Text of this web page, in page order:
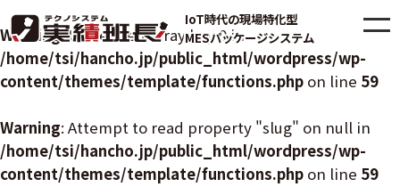
Warning: Undefined array key 0 in
/home/tsi/hancho.jp/public_html/wordpress/wp-
content/themes/template/functions.php on line 59
Warning: Attempt to read property "slug" on null in
/home/tsi/hancho.jp/public_html/wordpress/wp-
content/themes/template/functions.php on line 59
IoT時代の現場特化型
MESパッケージシステム